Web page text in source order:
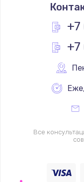
Все